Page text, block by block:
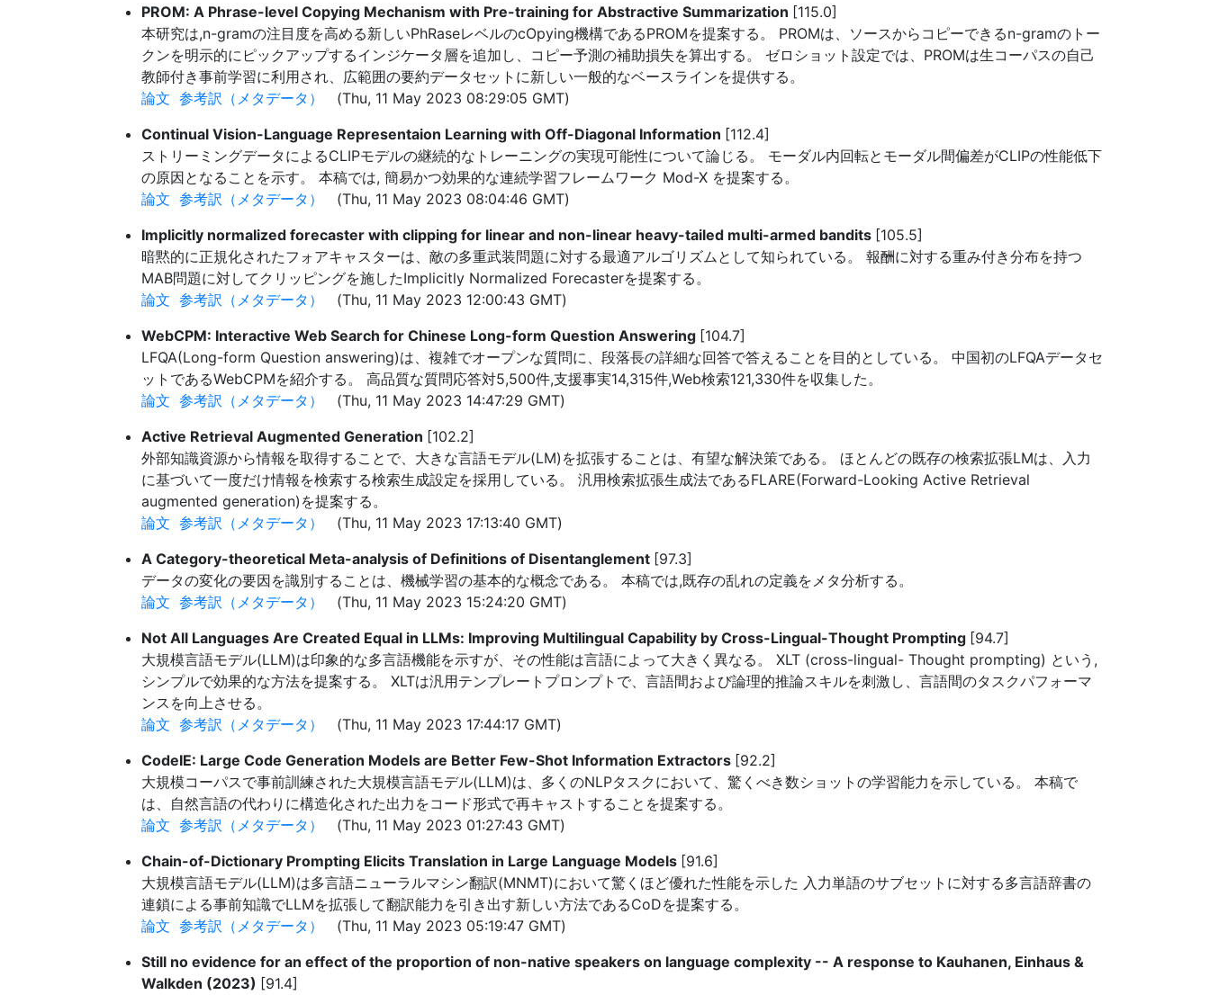
PROM: A Phrase-level Copying Mechanism with Pre-training for Abstractive Summarization [115.0]
本研究は,n-gramの注目度を高める新しいPhRaseレベルのcOpying機構であるPROMを提案する。 PROMは、ソースからコピーできるn-gramのトー
クンを明示的にピックアップするインジケータ層を追加し、コピー予測の補助損失を算出する。 ゼロショット設定では、PROMは生コーパスの自己
教師付き事前学習に利用され、広範囲の要約データセットに新しい一般的なベースラインを提供する。
論文 参考訳（メタデータ）
(Thu, 11 May 2023 08:29:05 GMT)
Continual Vision-Language Representaion Learning with Off-Diagonal Information [112.4]
ストリーミングデータによるCLIPモデルの継続的なトレーニングの実現可能性について論じる。 モーダル内回転とモーダル間偏差がCLIPの性能低下
の原因となることを示す。 本稿では, 簡易かつ効果的な連続学習フレームワーク Mod-X を提案する。
論文 参考訳（メタデータ）
(Thu, 11 May 2023 08:04:46 GMT)
Implicitly normalized forecaster with clipping for linear and non-linear heavy-tailed multi-armed bandits [105.5]
暗黙的に正規化されたフォアキャスターは、敵の多重武装問題に対する最適アルゴリズムとして知られている。 報酬に対する重み付き分布を持つ
MAB問題に対してクリッピングを施したImplicitly Normalized Forecasterを提案する。
論文 参考訳（メタデータ）
(Thu, 11 May 2023 12:00:43 GMT)
WebCPM: Interactive Web Search for Chinese Long-form Question Answering [104.7]
LFQA(Long-form Question answering)は、複雑でオープンな質問に、段落長の詳細な回答で答えることを目的としている。 中国初のLFQAデータセ
ットであるWebCPMを紹介する。 高品質な質問応答対5,500件,支援事実14,315件,Web検索121,330件を収集した。
論文 参考訳（メタデータ）
(Thu, 11 May 2023 14:47:29 GMT)
Active Retrieval Augmented Generation [102.2]
外部知識資源から情報を取得することで、大きな言語モデル(LM)を拡張することは、有望な解決策である。 ほとんどの既存の検索拡張LMは、入力
に基づいて一度だけ情報を検索する検索生成設定を採用している。 汎用検索拡張生成法であるFLARE(Forward-Looking Active Retrieval
augmented generation)を提案する。
論文 参考訳（メタデータ）
(Thu, 11 May 2023 17:13:40 GMT)
A Category-theoretical Meta-analysis of Definitions of Disentanglement [97.3]
データの変化の要因を識別することは、機械学習の基本的な概念である。 本稿では,既存の乱れの定義をメタ分析する。
論文 参考訳（メタデータ）
(Thu, 11 May 2023 15:24:20 GMT)
Not All Languages Are Created Equal in LLMs: Improving Multilingual Capability by Cross-Lingual-Thought Prompting [94.7]
大規模言語モデル(LLM)は印象的な多言語機能を示すが、その性能は言語によって大きく異なる。 XLT (cross-lingual- Thought prompting) という,
シンプルで効果的な方法を提案する。 XLTは汎用テンプレートプロンプトで、言語間および論理的推論スキルを刺激し、言語間のタスクパフォーマ
ンスを向上させる。
論文 参考訳（メタデータ）
(Thu, 11 May 2023 17:44:17 GMT)
CodeIE: Large Code Generation Models are Better Few-Shot Information Extractors [92.2]
大規模コーパスで事前訓練された大規模言語モデル(LLM)は、多くのNLPタスクにおいて、驚くべき数ショットの学習能力を示している。 本稿で
は、自然言語の代わりに構造化された出力をコード形式で再キャストすることを提案する。
論文 参考訳（メタデータ）
(Thu, 11 May 2023 01:27:43 GMT)
Chain-of-Dictionary Prompting Elicits Translation in Large Language Models [91.6]
大規模言語モデル(LLM)は多言語ニューラルマシン翻訳(MNMT)において驚くほど優れた性能を示した 入力単語のサブセットに対する多言語辞書の
連鎖による事前知識でLLMを拡張して翻訳能力を引き出す新しい方法であるCoDを提案する。
論文 参考訳（メタデータ）
(Thu, 11 May 2023 05:19:47 GMT)
Still no evidence for an effect of the proportion of non-native speakers on language complexity -- A response to Kauhanen, Einhaus &
Walkden (2023) [91.4]